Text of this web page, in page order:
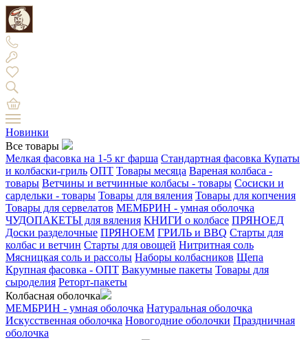
Новинки
Все товары
Мелкая фасовка на 1-5 кг фарша Стандартная фасовка Купаты
и колбаски-гриль ОПТ Товары месяца Вареная колбаса -
товары Ветчины и ветчинные колбасы - товары Сосиски и
сардельки - товары Товары для вяления Товары для копчения
Товары для сервелатов МЕМБРИН - умная оболочка
ЧУДОПАКЕТЫ для вяления КНИГИ о колбасе ПРЯНОЕД
Доски разделочные ПРЯНОЕМ ГРИЛЬ и BBQ Старты для
колбас и ветчин Старты для овощей Нитритная соль
Мясницкая соль и рассолы Наборы колбасников Щепа
Крупная фасовка - ОПТ Вакуумные пакеты Товары для
сыроделия Реторт-пакеты
Колбасная оболочка
МЕМБРИН - умная оболочка Натуральная оболочка
Искусственная оболочка Новогодние оболочки Праздничная
оболочка